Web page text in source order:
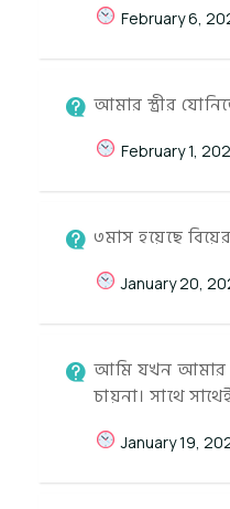
February 6,
আমার স্ত্রীর
February 1,
৩মাস হয়েছে
January 20,
আমি যখন আমার
চায়না। সাথে
January 19,